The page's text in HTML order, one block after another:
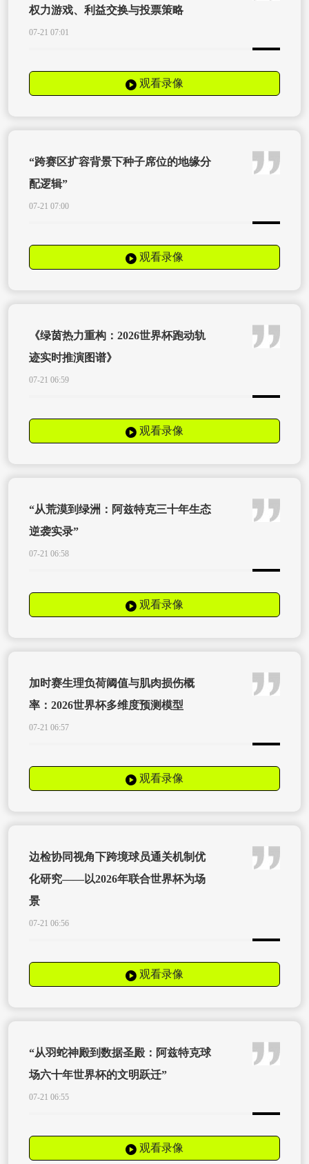
权力游戏、利益交换与投票策略
07-21 07:01
观看录像
“跨赛区扩容背景下种子席位的地缘分
配逻辑”
07-21 07:00
观看录像
《绿茵热力重构：2026世界杯跑动轨
迹实时推演图谱》
07-21 06:59
观看录像
“从荒漠到绿洲：阿兹特克三十年生态
逆袭实录”
07-21 06:58
观看录像
加时赛生理负荷阈值与肌肉损伤概
率：2026世界杯多维度预测模型
07-21 06:57
观看录像
边检协同视角下跨境球员通关机制优
化研究——以2026年联合世界杯为场
景
07-21 06:56
观看录像
“从羽蛇神殿到数据圣殿：阿兹特克球
场六十年世界杯的文明跃迁”
07-21 06:55
观看录像